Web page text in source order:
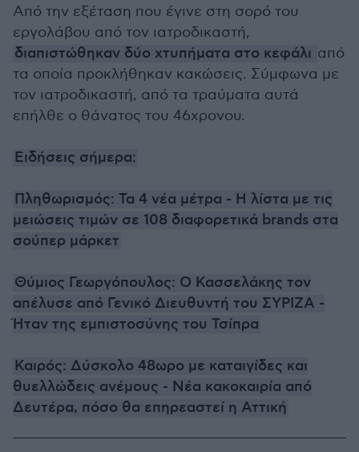
Από την εξέταση που έγινε στη σορό του
εργολάβου από τον ιατροδικαστή,
διαπιστώθηκαν δύο χτυπήματα στο κεφάλι από
τα οποία προκλήθηκαν κακώσεις. Σύμφωνα με
τον ιατροδικαστή, από τα τραύματα αυτά
επήλθε ο θάνατος του 46χρονου.
Ειδήσεις σήμερα:
Πληθωρισμός: Τα 4 νέα μέτρα - Η λίστα με τις
μειώσεις τιμών σε 108 διαφορετικά brands στα
σούπερ μάρκετ
Θύμιος Γεωργόπουλος: Ο Κασσελάκης τον
απέλυσε από Γενικό Διευθυντή του ΣΥΡΙΖΑ -
Ήταν της εμπιστοσύνης του Τσίπρα
Καιρός: Δύσκολο 48ωρο με καταιγίδες και
θυελλώδεις ανέμους - Νέα κακοκαιρία από
Δευτέρα, πόσο θα επηρεαστεί η Αττική